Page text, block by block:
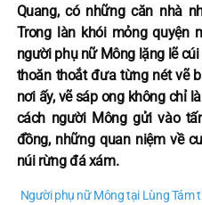
Quang, có những căn nhà
Trong làn khói mỏng quyện
người phụ nữ Mông lặng lẽ
thoăn thoắt đưa từng nét vẽ
nơi ấy, vẽ sáp ong không chỉ
cách người Mông gửi vào
đồng, những quan niệm về
núi rừng đá xám.
Người phụ nữ Mông tại Lùng Tám